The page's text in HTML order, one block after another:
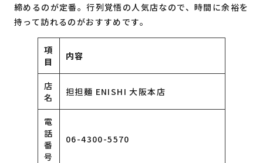
締めるのが定番。行列覚悟の人気店なので、時間に余裕を
持って訪れるのがおすすめです。
項
目
内容
店
名
担担麺 ENISHI 大阪本店
電
話
番
号
06-4300-5570